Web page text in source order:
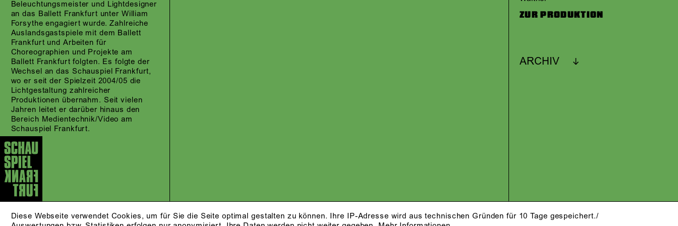
Diese Webseite verwendet Cookies, um für Sie die Seite optimal gestalten zu können. Ihre IP-Adresse wird aus technischen Gründen für 10 Tage gespeichert./
Beleuchtungsmeister und Lightdesigner
an das Ballett Frankfurt unter William
Forsythe engagiert wurde. Zahlreiche
Auslandsgastspiele mit dem Ballett
Frankfurt und Arbeiten für
Choreographien und Projekte am
Ballett Frankfurt folgten. Es folgte der
Wechsel an das Schauspiel Frankfurt,
wo er seit der Spielzeit 2004/05 die
Lichtgestaltung zahlreicher
Produktionen übernahm. Seit vielen
Jahren leitet er darüber hinaus den
Bereich Medientechnik/Video am
Schauspiel Frankfurt.
ZUR PRODUKTION
ARCHIV